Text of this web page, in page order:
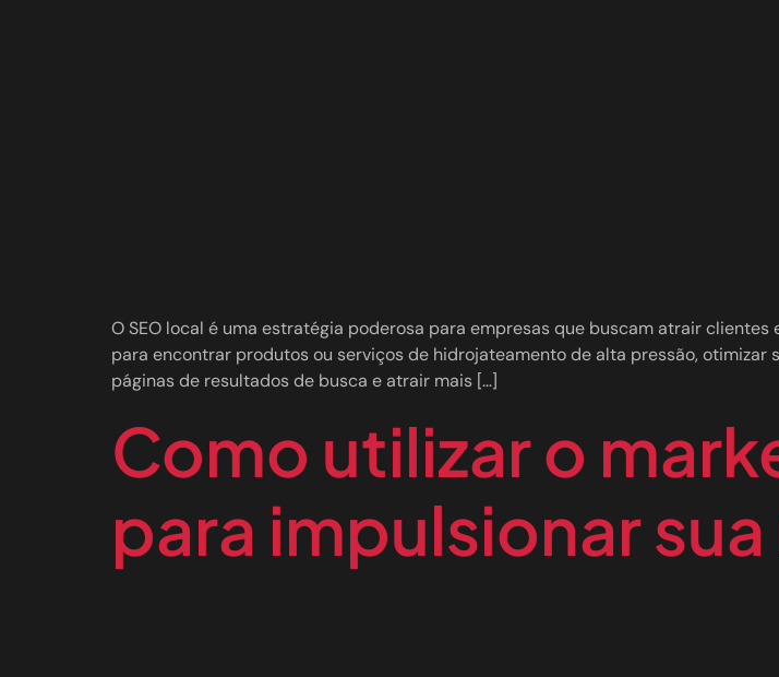
O SEO local é uma estratégia poderosa para empresas que buscam atrair
para encontrar produtos ou serviços de hidrojateamento de alta pressão,
páginas de resultados de busca e atrair mais […]
Como utilizar o
para impulsionar